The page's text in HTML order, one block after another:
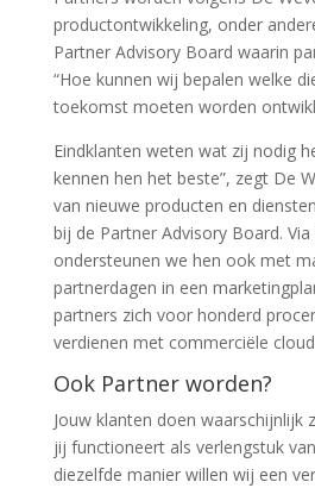
productontwikkeling, onder
Partner Advisory Board waarin
“Hoe kunnen wij bepalen welke
toekomst moeten worden
Eindklanten weten wat zij nodig
kennen hen het beste”, zegt De
van nieuwe producten en
bij de Partner Advisory Board.
ondersteunen we hen ook met
partnerdagen in een
partners zich voor honderd
verdienen met commerciële
Ook Partner worden?
Jouw klanten doen waarschijnlijk
jij functioneert als verlengstuk
diezelfde manier willen wij een